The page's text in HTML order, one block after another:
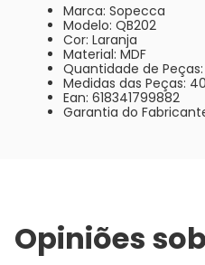
Marca: Sopecca
Modelo: QB202
Cor: Laranja
Material: MDF
Quantidade de
Medidas das Peças:
Ean: 618341799882
Garantia do
Opiniões